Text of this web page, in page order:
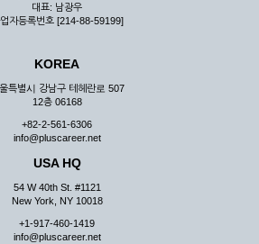
번호에 관한 모든 관리의 책임이 있으며
의 기재내용 중 변경된 내용이 있는 경우
용을 회사에 통지하여야 합니다.
비밀번호를 부당하게 사용하는 행위를
스에서 타 사이트의 홍보행위를 하지 않
미풍약속에 위배되는 내용 혹은 저작권을
니다.
대표: 남광우
자등록번호 [214-88-59199]
KOREA
특별시 강남구 테헤란로 507
12층 06168
+82-2-561-6306
info@pluscareer.net
USA HQ
54 W 40th St. #1121
New York, NY 10018
+1-917-460-1419
info@pluscareer.net